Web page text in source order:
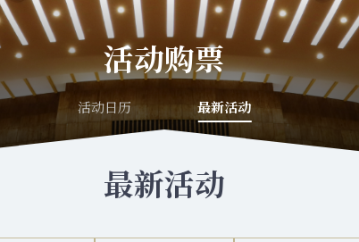
活动购票
活动日历 最新活动
最新活动